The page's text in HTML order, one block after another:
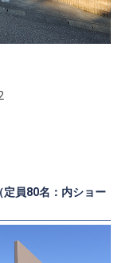
定員80名：内ショー